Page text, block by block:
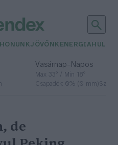
JÖVŐNK ENERGIA
Vasárnap– Napos
Max 33° / Min 18°
Csapadék: 0% (0 mm)Szél:
de